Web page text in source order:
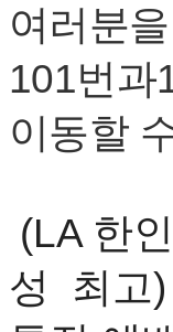
아
뉴
스
신
규
사
이
트
무
료
여러분을
101번과
이동할
(LA 한
성
최고)